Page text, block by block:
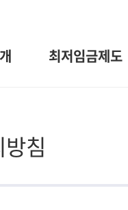
최저임금제도
침